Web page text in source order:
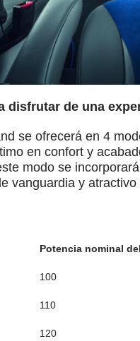
disfrutar de una
se ofrecerá en 4
en confort y
modo se
vanguardia y atractivo
Potencia nominal
100
110
120